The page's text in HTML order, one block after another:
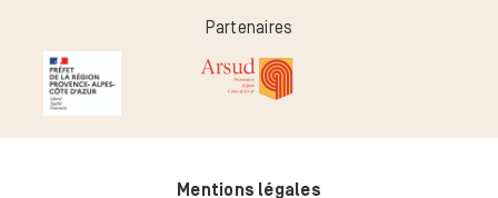
Partenaires
Mentions légales